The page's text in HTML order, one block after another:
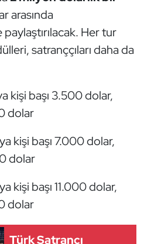
arasında
Her tur
satranççıları daha da
kişi başı 3.500 dolar,
dolar
kişi başı 7.000 dolar,
dolar
kişi başı 11.000 dolar,
dolar
Türk Satrancı